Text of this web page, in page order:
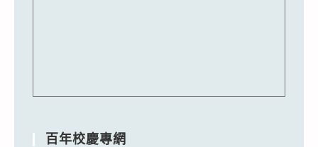
百年校慶專網